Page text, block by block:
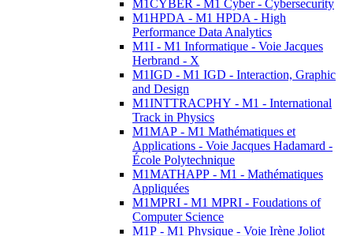
M1CYBER - M1 Cyber - Cybersecurity
M1HPDA - M1 HPDA - High
Performance Data Analytics
M1I - M1 Informatique - Voie Jacques
Herbrand - X
M1IGD - M1 IGD - Interaction, Graphic
and Design
M1INTTRACPHY - M1 - International
Track in Physics
M1MAP - M1 Mathématiques et
Applications - Voie Jacques Hadamard -
École Polytechnique
M1MATHAPP - M1 - Mathématiques
Appliquées
M1MPRI - M1 MPRI - Foudations of
Computer Science
M1P - M1 Physique - Voie Irène Joliot